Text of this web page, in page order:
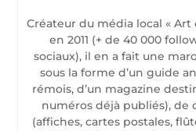
Créateur du média local « Art
en 2011 (+ de 40 000
sociaux), il en a fait une
sous la forme d’un guide
rémois, d’un magazine
numéros déjà publiés), de
(affiches, cartes postales,